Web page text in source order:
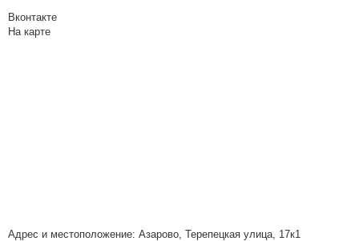
Вконтакте
На карте
Адрес и местоположение: Азарово, Терепецкая улица, 17к1